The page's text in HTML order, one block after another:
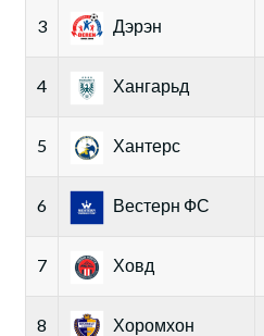
3 Дэрэн
4 Хангарьд
5 Хантерс
6 Вестерн ФС
7 Ховд
8 Хоромхон